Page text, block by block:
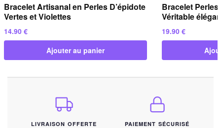
Bracelet Artisanal en Perles D’épidote
Vertes et Violettes
14.90 €
Ajouter au panier
Bracelet
Véritable
19.90 €
LIVRAISON OFFERTE PAIEMENT SÉCURISÉ